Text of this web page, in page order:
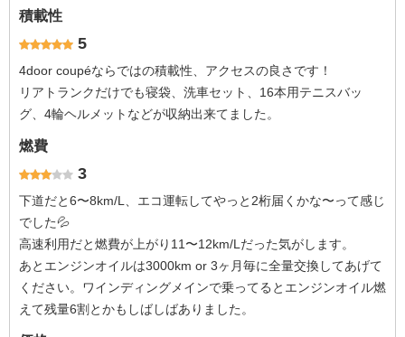
積載性
5
4door coupéならではの積載性、アクセスの良さです！
リアトランクだけでも寝袋、洗車セット、16本用テニスバッ
グ、4輪ヘルメットなどが収納出来てました。
燃費
3
下道だと6〜8km/L、エコ運転してやっと2桁届くかな〜って感じ
でした💦
高速利用だと燃費が上がり11〜12km/Lだった気がします。
あとエンジンオイルは3000km or 3ヶ月毎に全量交換してあげて
ください。ワインディングメインで乗ってるとエンジンオイル燃
えて残量6割とかもしばしばありました。